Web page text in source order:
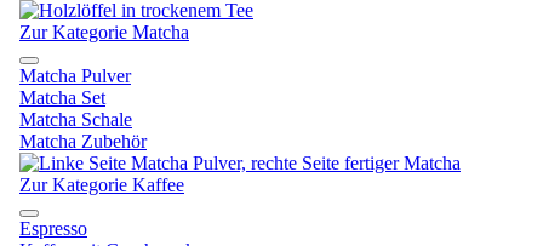
Zur Kategorie Matcha
Matcha Pulver
Matcha Set
Matcha Schale
Matcha Zubehör
Zur Kategorie Kaffee
Espresso